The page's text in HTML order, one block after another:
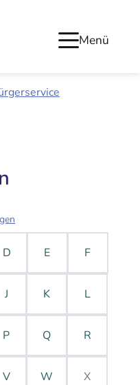
Menü
D E F
J K L
P Q R
V W X